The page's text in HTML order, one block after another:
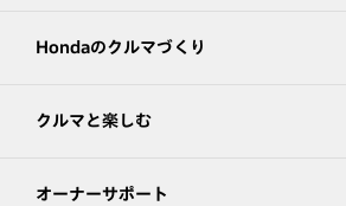
Hondaのクルマづくり
クルマと楽しむ
オーナーサポート